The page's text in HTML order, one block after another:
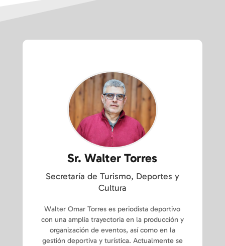
Sr. Walter Torres
Secretaría de Turismo, Deportes y
Cultura
Walter Omar Torres es periodista deportivo
con una amplia trayectoria en la producción y
organización de eventos, así como en la
gestión deportiva y turística. Actualmente se